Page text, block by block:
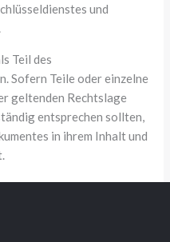
und
Teil des
Sofern Teile oder einzelne
geltenden Rechtslage
entsprechen sollten,
in ihrem Inhalt und